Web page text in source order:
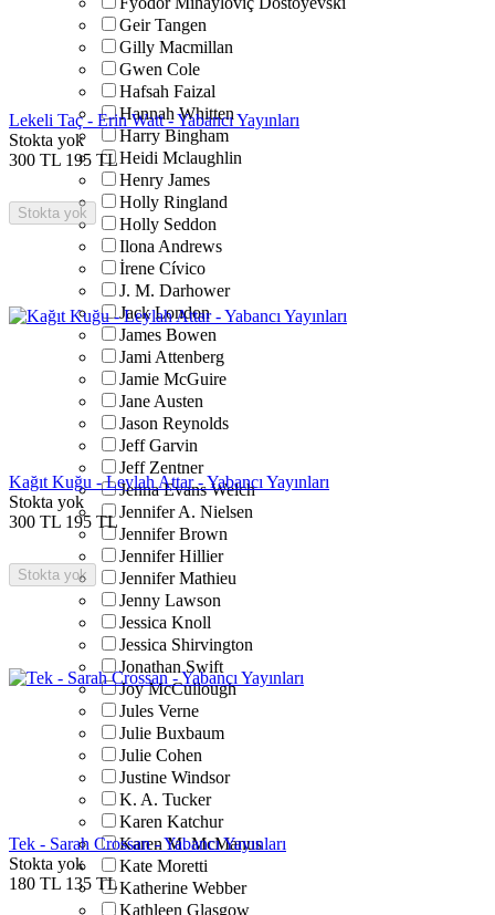
Geir Tangen
Gilly Macmillan
Gwen Cole
Hafsah Faizal
Hannah Whitten
Harry Bingham
Heidi Mclaughlin
Henry James
Holly Ringland
Holly Seddon
Ilona Andrews
İrene Cívico
J. M. Darhower
Jack London
James Bowen
Jami Attenberg
Jamie McGuire
Jane Austen
Jason Reynolds
Jeff Garvin
Jeff Zentner
Jenna Evans Welch
Jennifer A. Nielsen
Jennifer Brown
Jennifer Hillier
Jennifer Mathieu
Jenny Lawson
Jessica Knoll
Jessica Shirvington
Jonathan Swift
Joy McCullough
Jules Verne
Julie Buxbaum
Julie Cohen
Justine Windsor
K. A. Tucker
Karen Katchur
Karen M. McManus
Kate Moretti
Katherine Webber
Kathleen Glasgow
Lekeli Taç - Erin Watt - Yabancı Yayınları
Stokta yok
300 TL 195 TL
Stokta yok
Kağıt Kuğu - Leylah Attar - Yabancı Yayınları
Stokta yok
300 TL 195 TL
Stokta yok
Tek - Sarah Crossan - Yabancı Yayınları
Stokta yok
180 TL 135 TL